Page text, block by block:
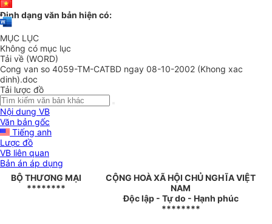
Định dạng văn bản hiện có:
MỤC LỤC
Không có mục lục
Tải về (WORD)
Cong van so 4059-TM-CATBD ngay 08-10-2002 (Khong xac
dinh).doc
Tải lược đồ
Nội dung VB
Văn bản gốc
Tiếng anh
Lược đồ
VB liên quan
Bản án áp dụng
BỘ THƯƠNG MẠI
********
CỘNG HOÀ XÃ HỘI CHỦ NGHĨA VIỆT
NAM
Độc lập - Tự do - Hạnh phúc
********